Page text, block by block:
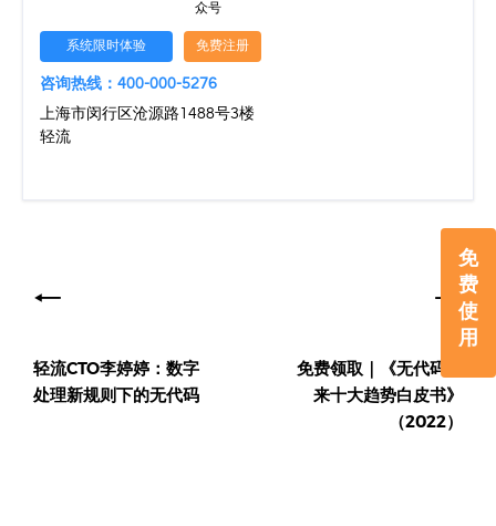
免
费
使
用
众号
系统限时体验 免费注册
咨询热线：400-000-5276
上海市闵行区沧源路1488号3楼
轻流
章
导
航轻流CTO李婷婷：数字
处理新规则下的无代码
免费领取｜《无代码未
来十大趋势白皮书》
（2022）